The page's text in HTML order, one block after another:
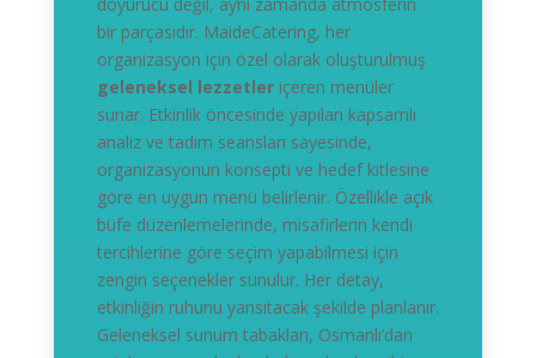
bir parçasıdır. MaideCatering, her
organizasyon için özel olarak oluşturulmuş
geleneksel lezzetleriçeren menüler
sunar. Etkinlik öncesinde yapılan kapsamlı
analiz ve tadım seansları sayesinde,
organizasyonun konsepti ve hedef kitlesine
göre en uygun menü belirlenir. Özellikle açık
büfe düzenlemelerinde, misafirlerin kendi
tercihlerine göre seçim yapabilmesi için
zengin seçenekler sunulur. Her detay,
etkinliğin ruhunu yansıtacak şekilde planlanır.
Geleneksel sunum tabakları, Osmanlı’dan